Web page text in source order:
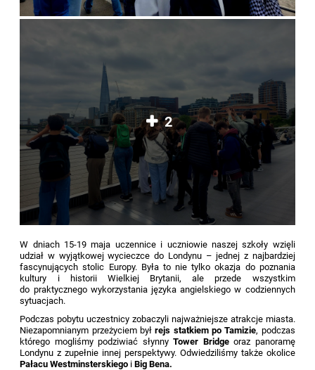
2
W dniach 15-19 maja uczennice i uczniowie naszej szkoły wzięli
udział w wyjątkowej wycieczce do Londynu – jednej z najbardziej
fascynujących stolic Europy. Była to nie tylko okazja do poznania
kultury i historii Wielkiej Brytanii, ale przede wszystkim
do praktycznego wykorzystania języka angielskiego w codziennych
sytuacjach.
Podczas pobytu uczestnicy zobaczyli najważniejsze atrakcje miasta.
Niezapomnianym przeżyciem byłrejs statkiem po Tamizie, podczas
którego mogliśmy podziwiać słynnyTower Bridgeoraz panoramę
Londynu z zupełnie innej perspektywy. Odwiedziliśmy także okolice
Pałacu Westminsterskiego iBig Bena.